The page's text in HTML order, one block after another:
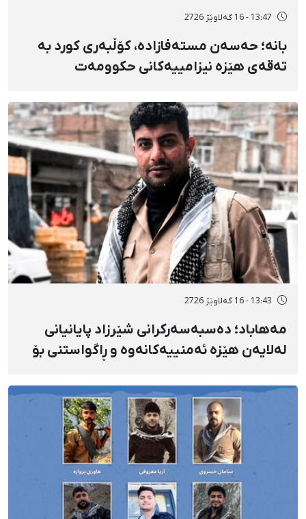
13:47 - 16 گەلاوێژ 2726
بانه؛ حەسەن مستەفازادە، کۆڵبەری کورد بە
تەقەی هێزە نیزامییەکانی حکوومەت
13:43 - 16 گەلاوێژ 2726
مەهاباد؛ دەسبەسەرکرانی شێرزاد پایانیانی
لەلایەن هێزە ئەمنییەکانەوە و ڕاگواستنی بۆ